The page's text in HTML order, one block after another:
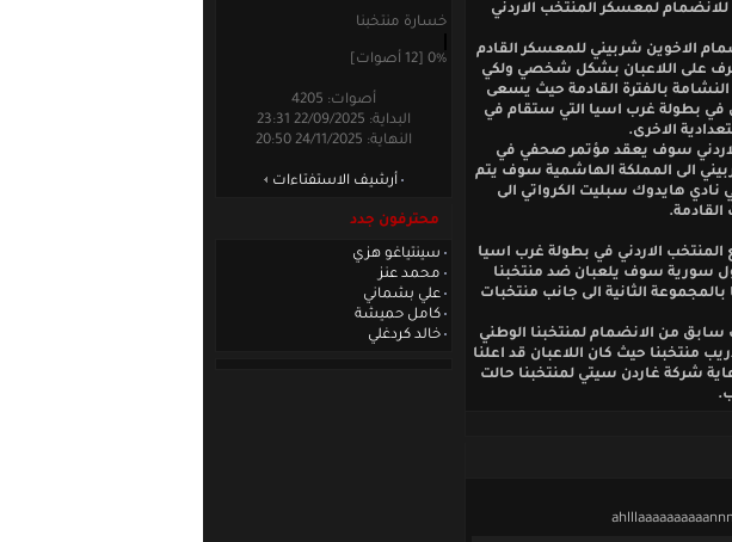
لمعسكر المنتخب الاردني
الاخوين شربيني للمعسكر القادم
لكي يتعرف على اللاعبان بشكل شخصي ولكي
بالفترة القادمة حيث يسعى
في بطولة غرب اسيا التي ستقام في
الاخرى.
سوف يعقد مؤتمر صحفي في
الى المملكة الهاشمية سوف يتم
هايدوك سبليت الكرواتي الى
القادمة.
الاردني في بطولة غرب اسيا
سورية سوف يلعبان ضد منتخبنا
الثانية الى جانب منتخبات
سابق من الانضمام لمنتخبنا الوطني
منتخبنا حيث كان اللاعبان قد اعلنا
شركة غاردن سيتي لمنتخبنا حالت
خسارة منتخبنا
0% [12 أصوات]
أصوات: 4205
البداية: 22/09/2025 23:31
النهاية: 24/11/2025 20:50
أرشيف الاستفتاءات
محترفون جدد
سينتياغو هزي
محمد عنز
علي بشماني
كامل حميشة
خالد كردغلي